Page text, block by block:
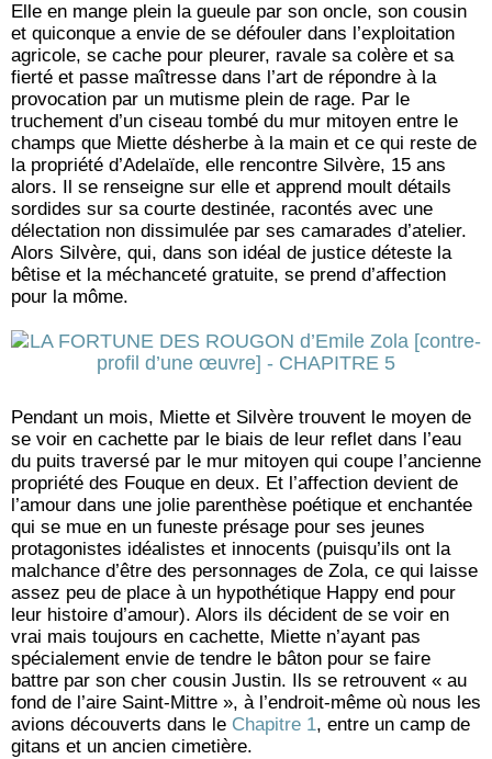
Elle en mange plein la gueule par son oncle, son cousin
et quiconque a envie de se défouler dans l’exploitation
agricole, se cache pour pleurer, ravale sa colère et sa
fierté et passe maîtresse dans l’art de répondre à la
provocation par un mutisme plein de rage. Par le
truchement d’un ciseau tombé du mur mitoyen entre le
champs que Miette désherbe à la main et ce qui reste de
la propriété d’Adelaïde, elle rencontre Silvère, 15 ans
alors. Il se renseigne sur elle et apprend moult détails
sordides sur sa courte destinée, racontés avec une
délectation non dissimulée par ses camarades d’atelier.
Alors Silvère, qui, dans son idéal de justice déteste la
bêtise et la méchanceté gratuite, se prend d’affection
pour la môme.
Pendant un mois, Miette et Silvère trouvent le moyen de
se voir en cachette par le biais de leur reflet dans l’eau
du puits traversé par le mur mitoyen qui coupe l’ancienne
propriété des Fouque en deux. Et l’affection devient de
l’amour dans une jolie parenthèse poétique et enchantée
qui se mue en un funeste présage pour ses jeunes
protagonistes idéalistes et innocents (puisqu’ils ont la
malchance d’être des personnages de Zola, ce qui laisse
assez peu de place à un hypothétique Happy end pour
leur histoire d’amour). Alors ils décident de se voir en
vrai mais toujours en cachette, Miette n’ayant pas
spécialement envie de tendre le bâton pour se faire
battre par son cher cousin Justin. Ils se retrouvent « au
fond de l’aire Saint-Mittre », à l’endroit-même où nous les
avions découverts dans le Chapitre 1, entre un camp de
gitans et un ancien cimetière.